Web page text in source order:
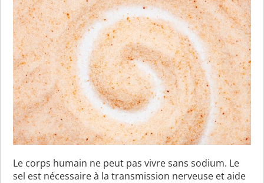
Le corps humain ne peut pas vivre sans sodium. Le
sel est nécessaire à la transmission nerveuse et aide